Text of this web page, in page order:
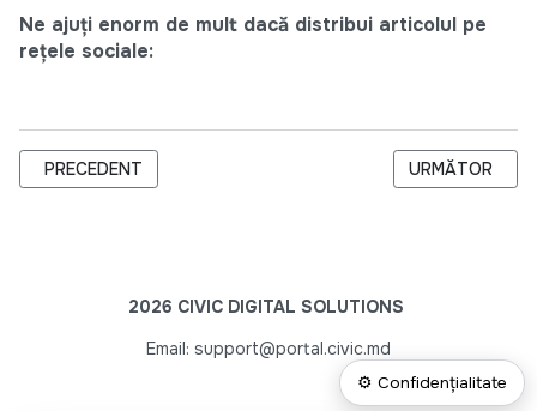
Ne ajuți enorm de mult dacă distribui articolul pe
rețele sociale:
ARTICOL PRECEDENT: RAIOANELE RÂŞCANI ŞI CAHUL
PRECEDENT ARTICOLUL
URMĂTOR
2026 CIVIC DIGITAL SOLUTIONS
Email: support@portal.civic.md
⚙ Confidențialitate